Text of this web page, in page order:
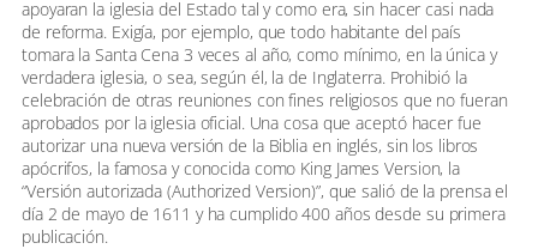
apoyaran la iglesia del Estado tal y como era, sin hacer casi nada
de reforma. Exigía, por ejemplo, que todo habitante del país
tomara la Santa Cena 3 veces al año, como mínimo, en la única y
verdadera iglesia, o sea, según él, la de Inglaterra. Prohibió la
celebración de otras reuniones con fines religiosos que no fueran
aprobados por la iglesia oficial. Una cosa que aceptó hacer fue
autorizar una nueva versión de la Biblia en inglés, sin los libros
apócrifos, la famosa y conocida como King James Version, la
“Versión autorizada (Authorized Version)”, que salió de la prensa el
día 2 de mayo de 1611 y ha cumplido 400 años desde su primera
publicación.